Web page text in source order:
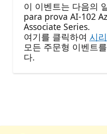
이 이벤트는 다음의
para prova AI-102
Associate Series.
여기를 클릭하여 시
모든 주문형 이벤트
다.